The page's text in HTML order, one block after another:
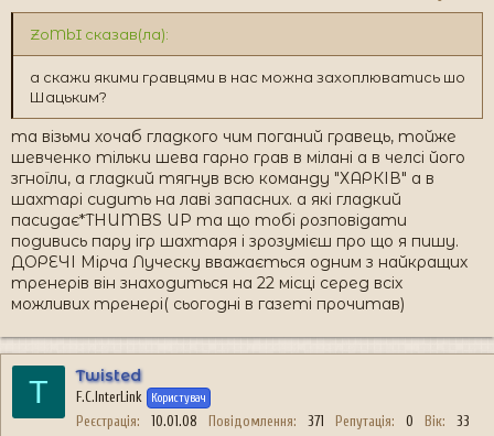
ZoMbI сказав(ла):
а скажи якими гравцями в нас можна захоплюватись шо
Шацьким?
та візьми хочаб гладкого чим поганий гравець, тойже
шевченко тільки шева гарно грав в мілані а в челсі його
згноїли, а гладкий тягнув всю команду "ХАРКІВ" а в
шахтарі сидить на лаві запасних. а які гладкий
пасидає*THUMBS UP та що тобі розповідати
подивись пару ігр шахтаря і зрозумієш про що я пишу.
ДОРЕЧІ Мірча Луческу вважається одним з найкращих
тренерів він знаходиться на 22 місці серед всіх
можливих тренері( сьогодні в газеті прочитав)
T Twisted
F.C.InterLink Користувач
Реєстрація 10.01.08 Повідомлення 371 Репутація 0 Вік 33